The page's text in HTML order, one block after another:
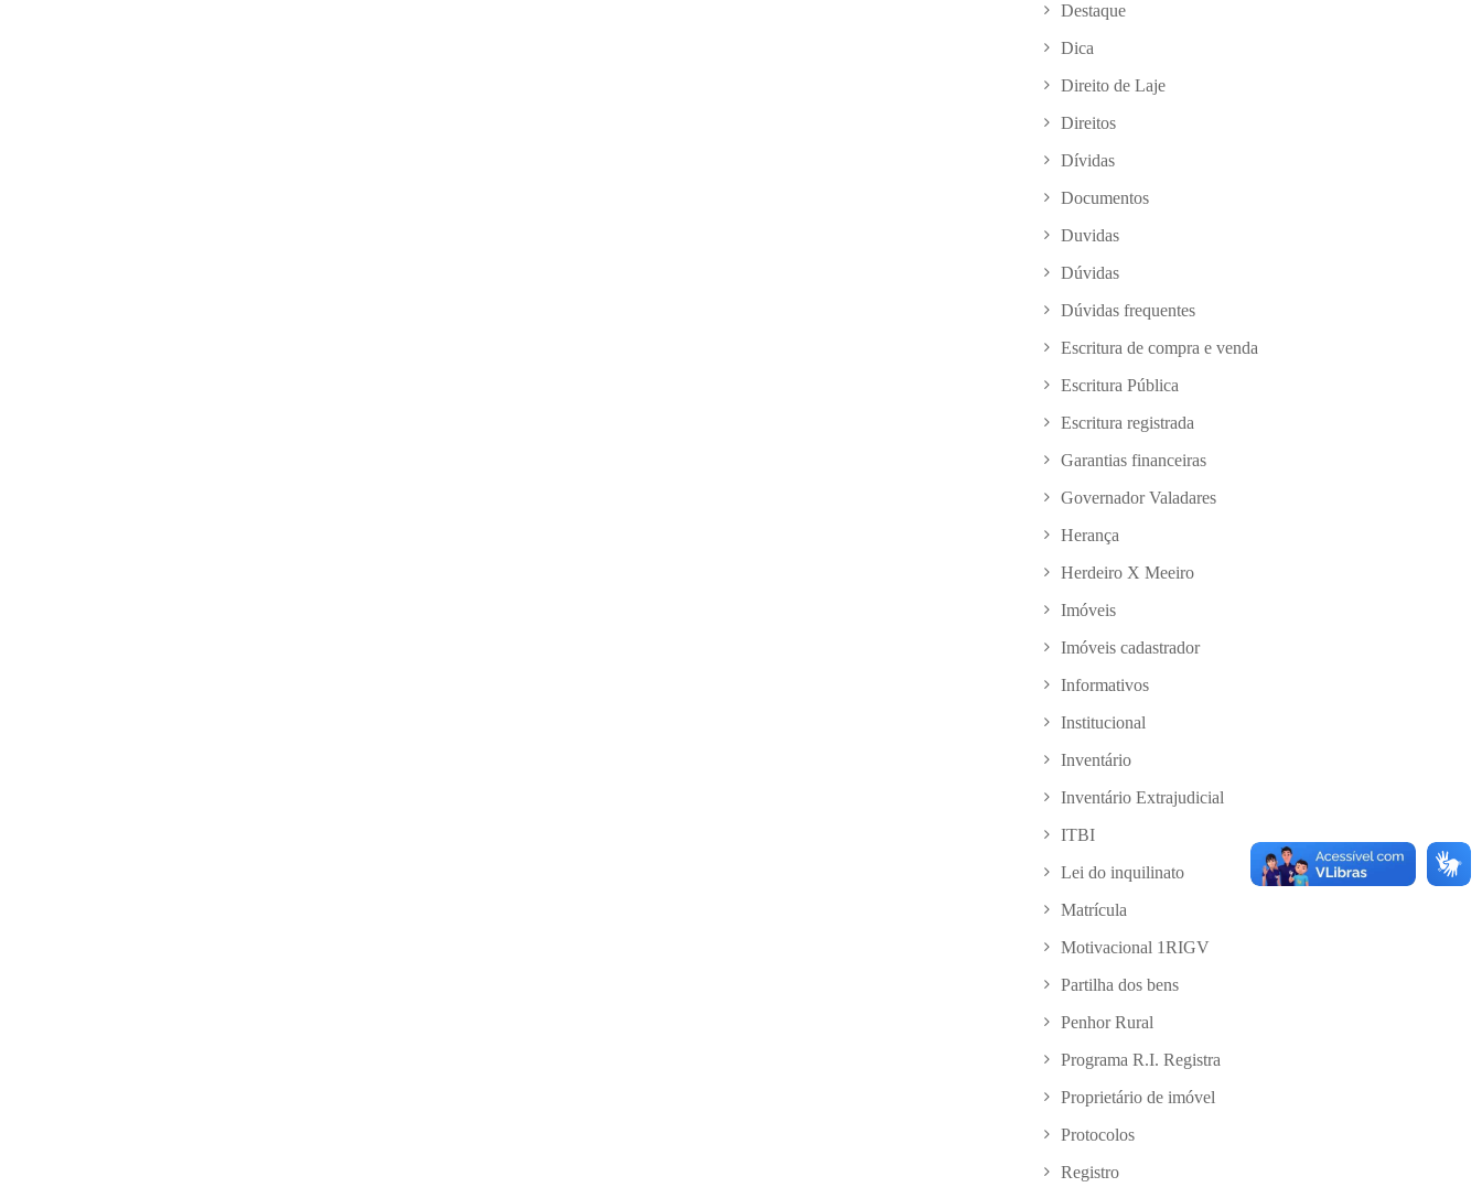
Destaque
Dica
Direito de Laje
Direitos
Dívidas
Documentos
Duvidas
Dúvidas
Dúvidas frequentes
Escritura de compra e venda
Escritura Pública
Escritura registrada
Garantias financeiras
Governador Valadares
Herança
Herdeiro X Meeiro
Imóveis
Imóveis cadastrador
Informativos
Institucional
Inventário
Inventário Extrajudicial
ITBI
Lei do inquilinato
Matrícula
Motivacional 1RIGV
Partilha dos bens
Penhor Rural
Programa R.I. Registra
Proprietário de imóvel
Protocolos
Registro